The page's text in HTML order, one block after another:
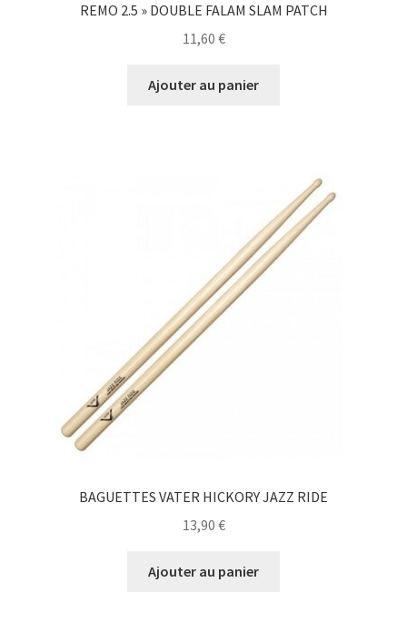
REMO 2.5 » DOUBLE FALAM SLAM PATCH
11,60 €
Ajouter au panier
BAGUETTES VATER HICKORY JAZZ RIDE
13,90 €
Ajouter au panier